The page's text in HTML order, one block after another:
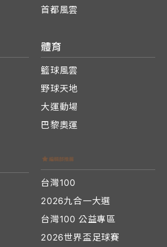
首都風雲
體育
籃球風雲
野球天地
大運動場
巴黎奧運
台灣100
2026九合一大選
台灣100 公益專區
2026世界盃足球賽